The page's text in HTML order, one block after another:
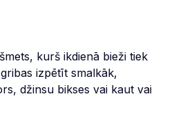
kurš ikdienā bieži tiek
izpētīt smalkāk,
džinsu bikses vai kaut vai